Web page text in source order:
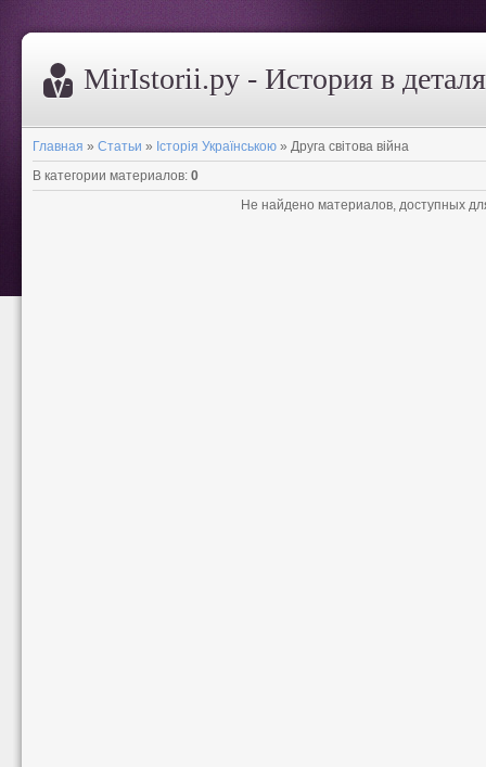
MirIstorii.ру - История в
Главная » Статьи » Історія Українською » Друга світова війна
В категории материалов: 0
Не найдено материалов, доступных